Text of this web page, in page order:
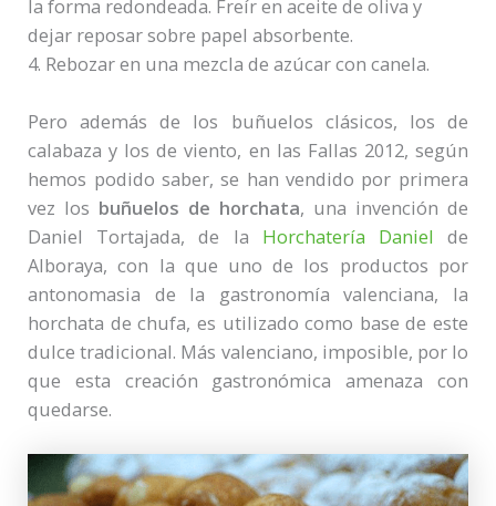
la forma redondeada. Freír en aceite de oliva y
dejar reposar sobre papel absorbente.
4. Rebozar en una mezcla de azúcar con canela.
Pero además de los buñuelos clásicos, los de
calabaza y los de viento, en las Fallas 2012, según
hemos podido saber, se han vendido por primera
vez los buñuelos de horchata, una invención de
Daniel Tortajada, de la Horchatería Daniel de
Alboraya, con la que uno de los productos por
antonomasia de la gastronomía valenciana, la
horchata de chufa, es utilizado como base de este
dulce tradicional. Más valenciano, imposible, por lo
que esta creación gastronómica amenaza con
quedarse.